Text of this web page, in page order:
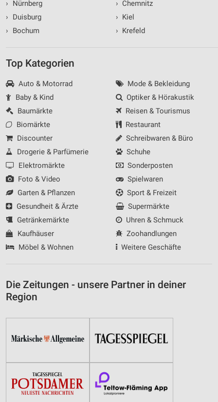
›
Nürnberg
›
Duisburg
›
Bochum
› Chemnitz
› Kiel
› Krefeld
Top Kategorien
Auto & Motorrad
Baby & Kind
Baumärkte
Biomärkte
Discounter
Drogerie & Parfümerie
Elektromärkte
Foto & Video
Garten & Pflanzen
Gesundheit & Ärzte
Getränkemärkte
Kaufhäuser
Möbel & Wohnen
Mode & Bekleidung
Optiker & Hörakustik
Reisen & Tourismus
Restaurant
Schreibwaren & Büro
Schuhe
Sonderposten
Spielwaren
Sport & Freizeit
Supermärkte
Uhren & Schmuck
Zoohandlungen
Weitere Geschäfte
Die Zeitungen - unsere Partner in deiner
Region